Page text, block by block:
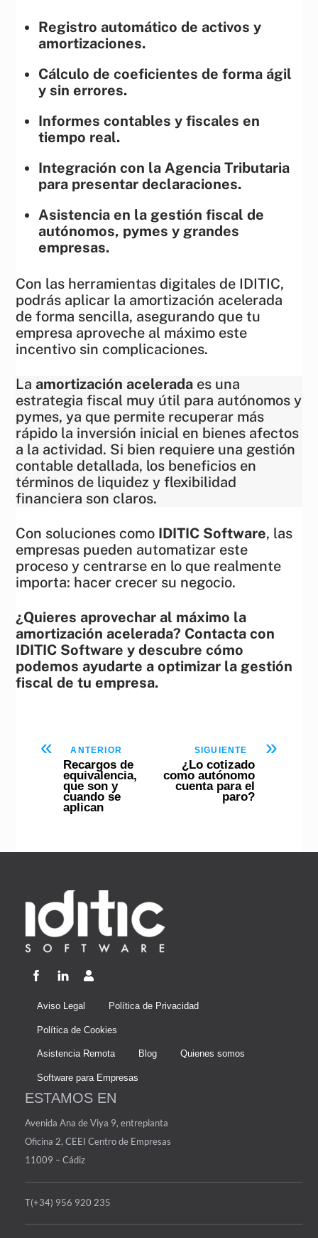
Registro automático de activos y
amortizaciones.
Cálculo de coeficientes de forma ágil
y sin errores.
Informes contables y fiscales en
tiempo real.
Integración con la Agencia Tributaria
para presentar declaraciones.
Asistencia en la gestión fiscal de
autónomos, pymes y grandes
empresas.
Con las herramientas digitales de IDITIC,
podrás aplicar la amortización acelerada
de forma sencilla, asegurando que tu
empresa aproveche al máximo este
incentivo sin complicaciones.
Laamortización acelerada es una
estrategia fiscal muy útil para autónomos y
pymes, ya que permite recuperar más
rápido la inversión inicial en bienes afectos
a la actividad. Si bien requiere una gestión
contable detallada, los beneficios en
términos de liquidez y flexibilidad
financiera son claros.
Con soluciones como IDITIC Software, las
empresas pueden automatizar este
proceso y centrarse en lo que realmente
importa: hacer crecer su negocio.
¿Quieres aprovechar al máximo la
amortización acelerada? Contacta con
IDITIC Software y descubre cómo
podemos ayudarte a optimizar la gestión
fiscal de tu empresa.
« ANTERIOR
Recargos de
equivalencia,
que son y
cuando se
aplican
»
SIGUIENTE
¿Lo cotizado
como autónomo
cuenta para el
paro?
Aviso Legal Política de Privacidad
Política de Cookies
Asistencia Remota Blog Quienes somos
Software para Empresas
ESTAMOS EN
Avenida Ana de Viya 9, entreplanta
Oficina 2, CEEI Centro de Empresas
11009 – Cádiz
T(+34) 956 920 235